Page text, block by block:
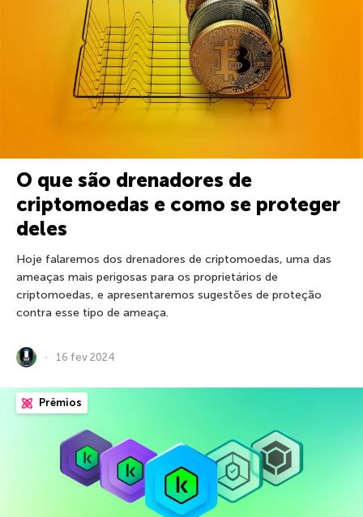
O que são drenadores de
criptomoedas e como se proteger
deles
Hoje falaremos dos drenadores de criptomoedas, uma das
ameaças mais perigosas para os proprietários de
criptomoedas, e apresentaremos sugestões de proteção
contra esse tipo de ameaça.
16 fev 2024
Prêmios